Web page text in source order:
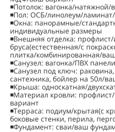
◾Потолок: вагонка/
◾Пол: ОСБ/линолеум/
◾Окна: панорамные/
индивидуальные размеры
◾Внешняя отделка:
бруса(естественная/с
плитка/комбинированная/
◾Санузел: вагонка/ПВХ
◾Санузел под ключ:
сантехника, бойлер на 50л/
◾Крыша: односкатная/
◾Материал кровли:
вариант
◾Терраса: подиум/крытая(с
боковые стенки, перила,
◾Фундамент: сваи/ваш